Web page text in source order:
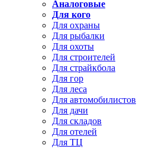
Аналоговые
Для кого
Для охраны
Для рыбалки
Для охоты
Для строителей
Для страйкбола
Для гор
Для леса
Для автомобилистов
Для дачи
Для складов
Для отелей
Для ТЦ